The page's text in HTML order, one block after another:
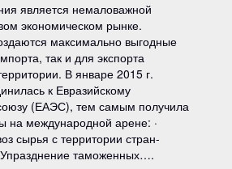
является немаловажной
экономическом рынке.
максимально выгодные
так и для экспорта
В январе 2015 г.
к Евразийскому
(ЕАЭС), тем самым получила
на международной арене: ·
сырья с территории стран-
таможенных….